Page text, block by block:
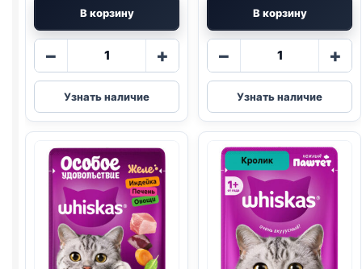
В корзину
−
Количество
Whiskas
(ТЕЛЯТИНА,
ЯГНЕНОК,
75г
+
Узнать наличие
В корзину
−
Количество
Whiskas
(КУРИЦА,
ИНДЕЙКА)
75г
+
Узнать наличие